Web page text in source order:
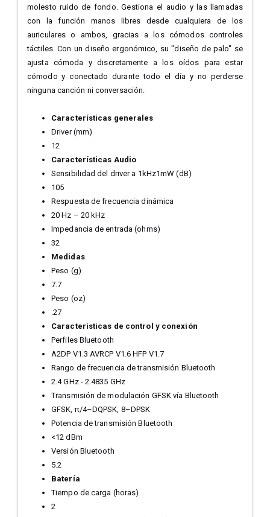
molesto ruido de fondo. Gestiona el audio y las llamadas
con la función manos libres desde cualquiera de los
auriculares o ambos, gracias a los cómodos controles
táctiles. Con un diseño ergonómico, su "diseño de palo" se
ajusta cómoda y discretamente a los oídos para estar
cómodo y conectado durante todo el día y no perderse
ninguna canción ni conversación.
Características generales
Driver (mm)
12
Características Audio
Sensibilidad del driver a 1kHz1mW (dB)
105
Respuesta de frecuencia dinámica
20 Hz – 20 kHz
Impedancia de entrada (ohms)
32
Medidas
Peso (g)
7.7
Peso (oz)
.27
Características de control y conexión
Perfiles Bluetooth
A2DP V1.3 AVRCP V1.6 HFP V1.7
Rango de frecuencia de transmisión Bluetooth
2.4 GHz - 2.4835 GHz
Transmisión de modulación GFSK vía Bluetooth
GFSK, π/4–DQPSK, 8–DPSK
Potencia de transmisión Bluetooth
<12 dBm
Versión Bluetooth
5.2
Batería
Tiempo de carga (horas)
2